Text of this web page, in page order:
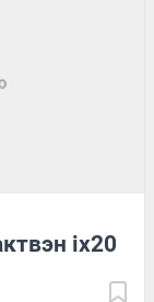
ix20